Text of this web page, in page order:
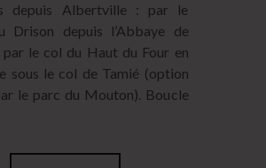
depuis Albertville : par le
Drison depuis l’Abbaye de
par le col du Haut du Four en
sous le col de Tamié (option
le parc du Mouton). Boucle